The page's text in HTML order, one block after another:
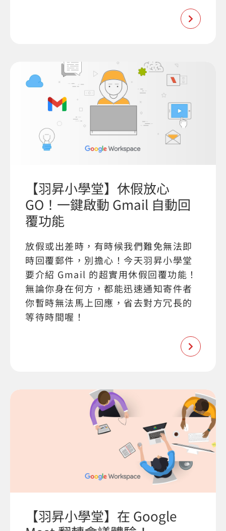
【羽昇小學堂】休假放心
GO！一鍵啟動 Gmail 自動回
覆功能
放假或出差時，有時候我們難免無法即
時回覆郵件，別擔心！今天羽昇小學堂
要介紹 Gmail 的超實用休假回覆功能！
無論你身在何方，都能迅速通知寄件者
你暫時無法馬上回應，省去對方冗長的
等待時間喔！
【羽昇小學堂】在 Google